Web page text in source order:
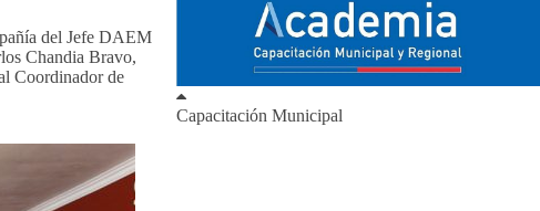
del Jefe DAEM
Chandia Bravo,
Coordinador de
Capacitación Municipal